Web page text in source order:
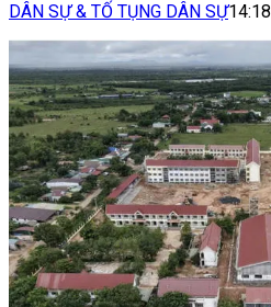
DÂN SỰ & TỐ TỤNG DÂN SỰ14:18